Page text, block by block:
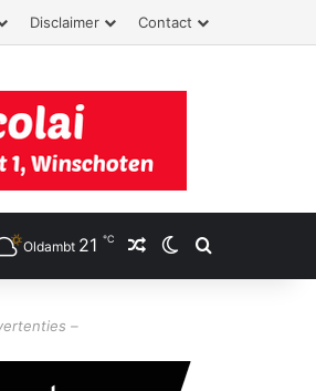
Disclaimer Contact
Oldambt 21 ℃ Willekeurig artikel
Switch skin
Zoeken
–